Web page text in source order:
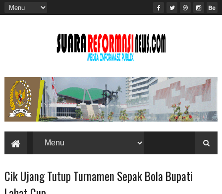
Cik Ujang Tutup Turnamen Sepak Bola Bupati